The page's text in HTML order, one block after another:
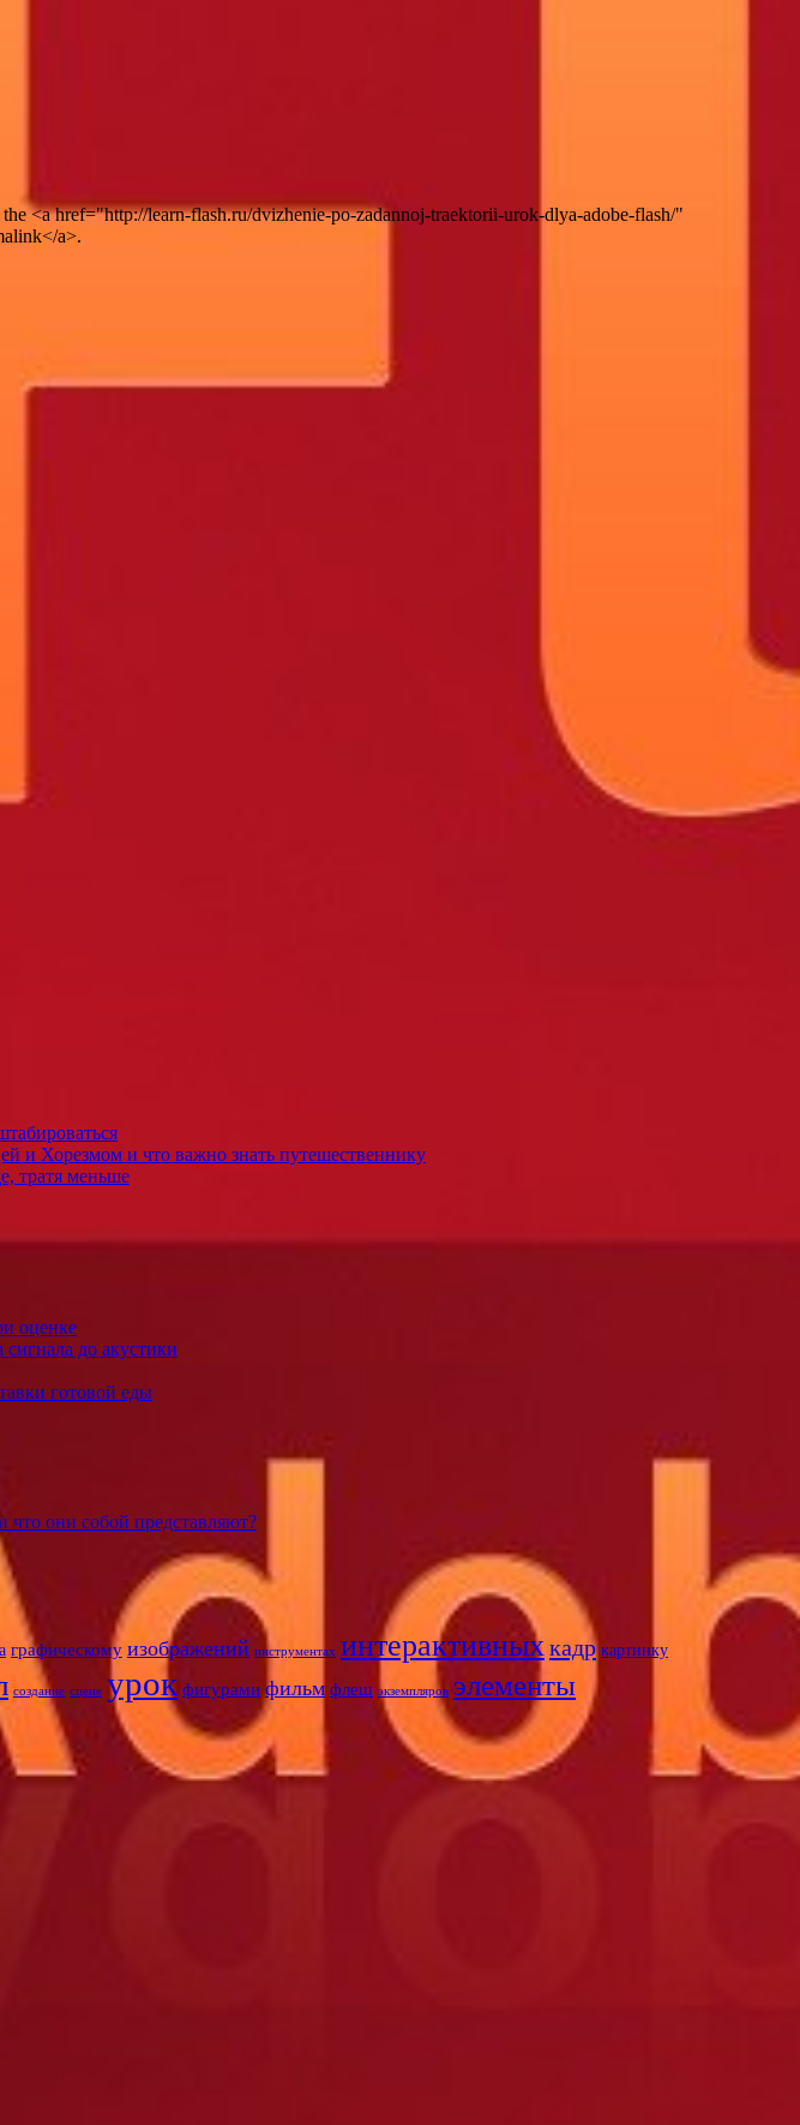
<a href="http://learn-flash.ru/dvizhenie-po-zadannoj-traektorii-urok-dlya-adobe-flash/"
a>.
и Хорезмом и что важно знать путешественнику
тратя меньше
оценке
до акустики
готовой еды
они собой представляют?
графическому изображений инструментах интерактивныхкадр картинку
создание сцене урок фигурами фильм флеш экземпляров элементы